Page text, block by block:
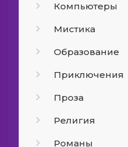
Компьютеры
Мистика
Образование
Приключения
Проза
Религия
Романы